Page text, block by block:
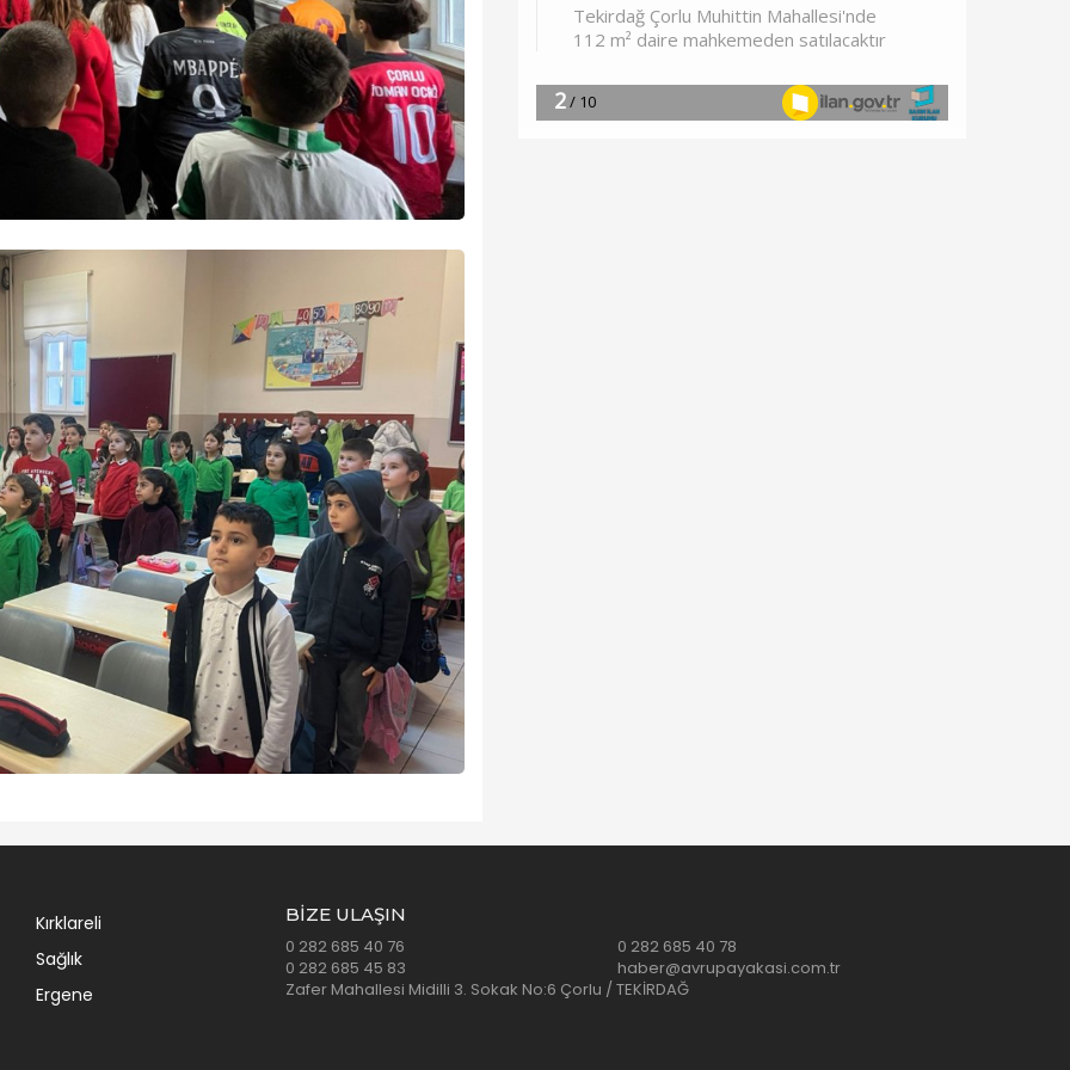
Kırklareli
Sağlık
Ergene
BIZE ULAŞIN
0 282 685 40 76
0 282 685 40 78
0 282 685 45 83
haber@avrupayakasi.com.tr
Zafer Mahallesi Midilli 3. Sokak No:6 Çorlu / TEKİRDAĞ